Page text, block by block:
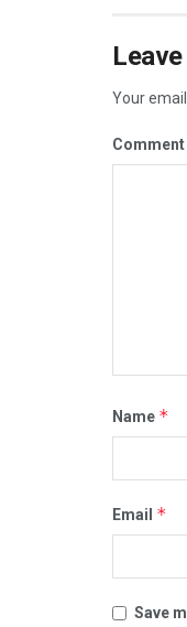
Your
Comment
Name *
Email *
Save